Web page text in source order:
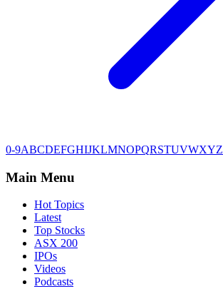
0-9ABCDEFGHIJKLMNOPQRSTUVWXYZ
Main Menu
Hot Topics
Latest
Top Stocks
ASX 200
IPOs
Videos
Podcasts